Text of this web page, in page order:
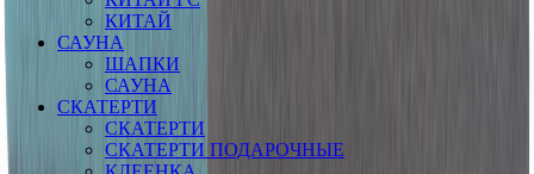
КИТАЙ
САУНА
ШАПКИ
САУНА
СКАТЕРТИ
СКАТЕРТИ
СКАТЕРТИ ПОДАРОЧНЫЕ